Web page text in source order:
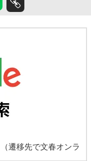
（遷移先で文春オンラ